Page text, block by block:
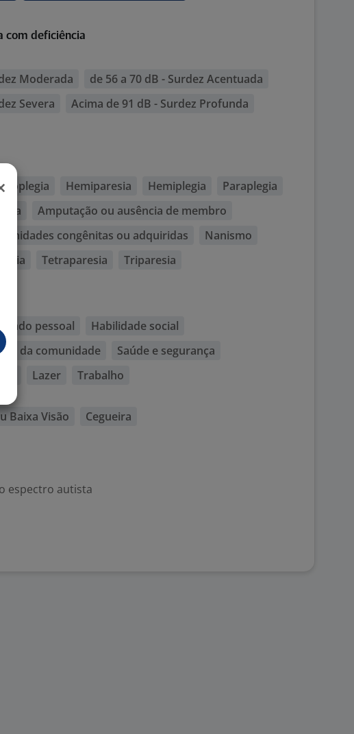
com deficiência
Moderada
de 56 a 70 dB - Surdez Acentuada
Severa
Acima de 91 dB - Surdez Profunda
Hemiparesia Hemiplegia
Paraplegia
Amputação ou ausência de membro
congênitas ou adquiridas
Nanismo
Tetraparesia
Triparesia
pessoal
Habilidade social
da comunidade
Saúde e segurança
Lazer
Trabalho
Baixa Visão
Cegueira
espectro autista